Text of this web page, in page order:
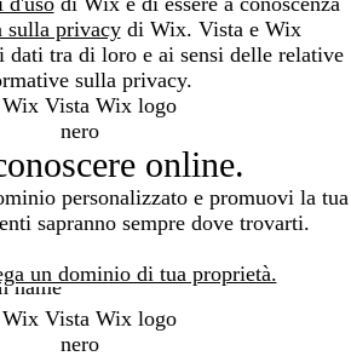
sulla privacydi Wix. Vista e Wix
dati tra di loro e ai sensi delle relative
sulla privacy.
online.
personalizzato e promuovi la tua
sapranno sempre dove trovarti.
un dominio di tua proprietà.